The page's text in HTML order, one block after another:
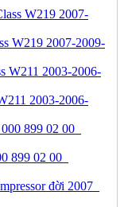
W219 2007-2009-
2003-2006-
02 00_